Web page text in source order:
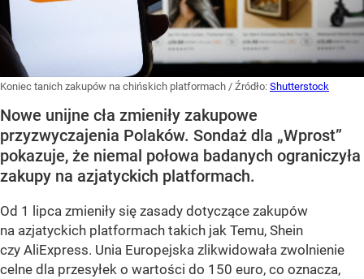
Koniec tanich zakupów na chińskich platformach / Źródło: Shutterstock
Nowe unijne cła zmieniły zakupowe
przyzwyczajenia Polaków. Sondaż dla „Wprost”
pokazuje, że niemal połowa badanych ograniczyła
zakupy na azjatyckich platformach.
Od 1 lipca zmieniły się zasady dotyczące zakupów
na azjatyckich platformach takich jak Temu, Shein
czy AliExpress. Unia Europejska zlikwidowała zwolnienie
celne dla przesyłek o wartości do 150 euro, co oznacza,